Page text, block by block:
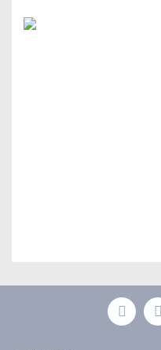
formunu kullanarak
Görüş ve önerileriniz